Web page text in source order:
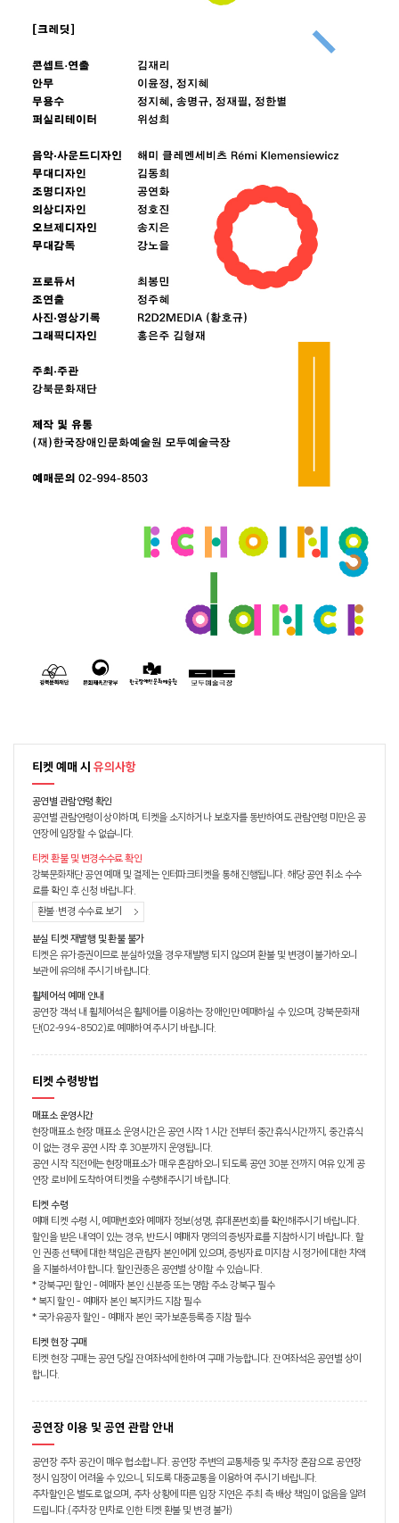
티켓 예매 시 유의사항
공연별 관람연령 확인
공연별 관람연령이 상이하며, 티켓을 소지하거나 보호자를 동반하여도 관람연령 미만은 공
연장에 입장할 수 없습니다.
티켓 환불 및 변경수수료 확인
강북문화재단 공연 예매 및 결제는 인터파크티켓을 통해 진행됩니다. 해당 공연 취소 수수
료를 확인 후 신청 바랍니다.
환불·변경 수수료 보기
분실 티켓 재발행 및 환불 불가
티켓은 유가증권이므로 분실하였을 경우 재발행 되지 않으며 환불 및 변경이 불가하오니
보관에 유의해 주시기 바랍니다.
휠체어석 예매 안내
공연장 객석 내 휠체어석은 휠체어를 이용하는 장애인만 예매하실 수 있으며, 강북문화재
단(02-994-8502)로 예매하여 주시기 바랍니다.
티켓 수령방법
매표소 운영시간
현장매표소 현장 매표소 운영시간은 공연 시작 1시간 전부터 중간휴식시간까지, 중간휴식
이 없는 경우 공연 시작 후 30분까지 운영됩니다.
공연 시작 직전에는 현장매표소가 매우 혼잡하오니 되도록 공연 30분 전까지 여유 있게 공
연장 로비에 도착하여 티켓을 수령해주시기 바랍니다.
티켓 수령
예매 티켓 수령 시, 예매번호와 예매자 정보(성명, 휴대폰번호)를 확인해주시기 바랍니다.
할인을 받은 내역이 있는 경우, 반드시 예매자 명의의 증빙자료를 지참하시기 바랍니다. 할
인 권종 선택에 대한 책임은 관람자 본인에게 있으며, 증빙자료 미지참 시 정가에 대한 차액
을 지불하셔야 합니다. 할인권종은 공연별 상이할 수 있습니다.
* 강북구민 할인 - 예매자 본인 신분증 또는 명함 주소 강북구 필수
* 복지 할인 - 예매자 본인 복지카드 지참 필수
* 국가유공자 할인 - 예매자 본인 국가보훈등록증 지참 필수
티켓 현장 구매
티켓 현장 구매는 공연 당일 잔여좌석에 한하여 구매 가능합니다. 잔여좌석은 공연별 상이
합니다.
공연장 이용 및 공연 관람 안내
공연장 주차 공간이 매우 협소합니다. 공연장 주변의 교통체증 및 주차장 혼잡으로 공연장
정시 입장이 어려울 수 있으니, 되도록 대중교통을 이용하여 주시기 바랍니다.
주차할인은 별도로 없으며, 주차 상황에 따른 입장 지연은 주최 측 배상 책임이 없음을 알려
드립니다.(주차장 만차로 인한 티켓 환불 및 변경 불가)